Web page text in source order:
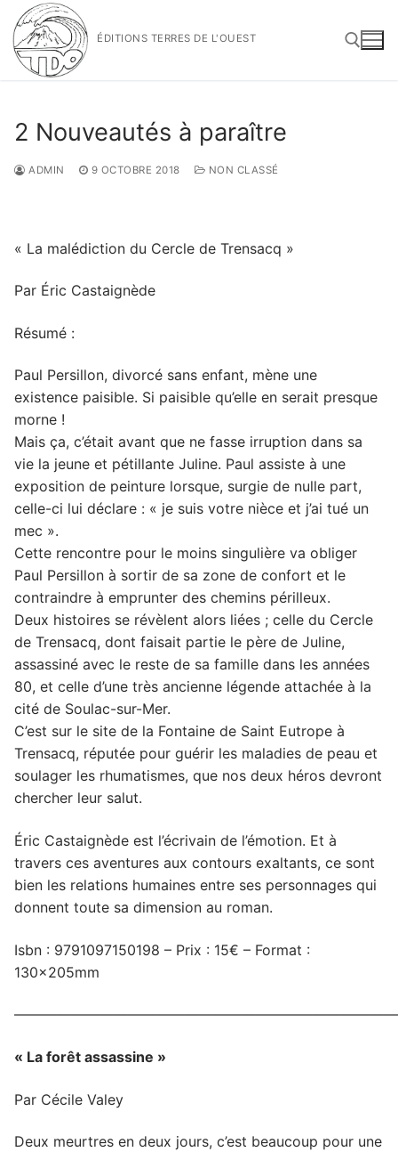
Aller
au
contenu
ÉDITIONS TERRES DE L'OUEST
2 Nouveautés à paraître
ADMIN 9 OCTOBRE 2018 NON CLASSÉ
« La malédiction du Cercle de Trensacq »
Par Éric Castaignède
Résumé :
Paul Persillon, divorcé sans enfant, mène une
existence paisible. Si paisible qu’elle en serait presque
morne !
Mais ça, c’était avant que ne fasse irruption dans sa
vie la jeune et pétillante Juline. Paul assiste à une
exposition de peinture lorsque, surgie de nulle part,
celle-ci lui déclare : « je suis votre nièce et j’ai tué un
mec ».
Cette rencontre pour le moins singulière va obliger
Paul Persillon à sortir de sa zone de confort et le
contraindre à emprunter des chemins périlleux.
Deux histoires se révèlent alors liées ; celle du Cercle
de Trensacq, dont faisait partie le père de Juline,
assassiné avec le reste de sa famille dans les années
80, et celle d’une très ancienne légende attachée à la
cité de Soulac-sur-Mer.
C’est sur le site de la Fontaine de Saint Eutrope à
Trensacq, réputée pour guérir les maladies de peau et
soulager les rhumatismes, que nos deux héros devront
chercher leur salut.
Éric Castaignède est l’écrivain de l’émotion. Et à
travers ces aventures aux contours exaltants, ce sont
bien les relations humaines entre ses personnages qui
donnent toute sa dimension au roman.
Isbn : 9791097150198 – Prix : 15€ – Format :
130x205mm
« La forêt assassine »
Par Cécile Valey
Deux meurtres en deux jours, c’est beaucoup pour une